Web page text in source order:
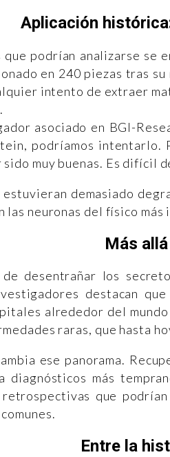
Aplicación
podrían analizarse se
en 240 piezas tras
intento de extraer
asociado en BGI-
podríamos intentarlo.
muy buenas. Es difícil
demasiado
las neuronas del físico
Más
desentrañar los
destacan
alrededor del mundo
raras, que hasta
ese panorama.
diagnósticos más
que
Entre la